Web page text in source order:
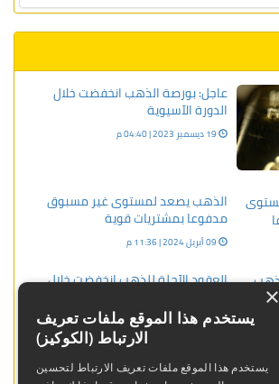
عاجل: بورصة الذهب انخفضت خلال
الدورة الآسيوية
الذهب يصعد لمستوى غير مسبوق
مدفوعا بمشتريات قوية
العقود الآجلة للذهب انخفضت خلال
09 فبراير 2024 | 06:45 م
العقود الآجلة للذهب ارتفعت خلال
الدورة الآسيوية
×
يستخدم هذا الموقع ملفات تعريف
الارتباط (الكوكيز)
يستخدم هذا الموقع ملفات تعريف الارتباط لتحسين